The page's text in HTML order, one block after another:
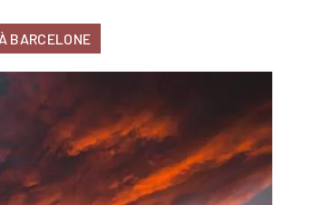
BARCELONE